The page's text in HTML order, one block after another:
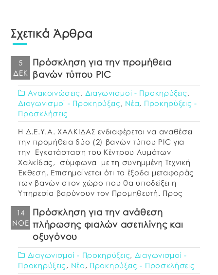
Σχετικά Άρθρα
5
ΔΕΚ
Πρόσκληση για την προμήθεια
βανών τύπου PIC
Ανακοινώσεις , Διαγωνισμοί - Προκηρύξεις ,
Διαγωνισμοί - Προκηρύξεις , Νέα, Προκηρύξεις -
Προσκλήσεις
Η Δ.Ε.Υ.Α. ΧΑΛΚΙΔΑΣ ενδιαφέρεται να αναθέσει
την προμήθεια δύο (2) βανών τύπου PIC για
την Εγκατάσταση του Κέντρου Λυμάτων
Χαλκίδας, σύμφωνα με τη συνημμένη Τεχνική
Έκθεση. Επισημαίνεται ότι τα έξοδα μεταφοράς
των βανών στον χώρο που θα υποδείξει η
Υπηρεσία βαρύνουν τον Προμηθευτή. Προς
αποκλεισμού από διαδικασίες σύναψης
δημοσίων […]
14
ΝΟΈ
Πρόσκληση για την ανάθεση
πλήρωσης φιαλών ασετιλίνης και
οξυγόνου
Διαγωνισμοί - Προκηρύξεις, Διαγωνισμοί -
Προκηρύξεις , Νέα , Προκηρύξεις - Προσκλήσεις